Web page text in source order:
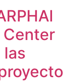
Center
las